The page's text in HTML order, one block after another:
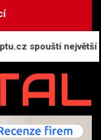
největší